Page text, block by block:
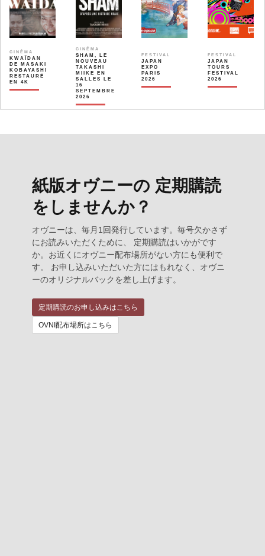
CINÉMA
KWAÏDAN
DE MASAKI
KOBAYASHI
RESTAURÉ
EN 4K
CINÉMA
SHAM, LE
NOUVEAU
TAKASHI
MIIKE EN
SALLES LE
16
SEPTEMBRE
2026
FESTIVAL
JAPAN
EXPO
PARIS
2026
FESTIVAL
JAPAN
TOURS
FESTIVAL
2026
紙版オヴニーの 定期購読
をしませんか？
オヴニーは、毎月1回発行しています。毎号欠かさず
にお読みいただくために、 定期購読はいかがです
か。お近くにオヴニー配布場所がない方にも便利で
す。 お申し込みいただいた方にはもれなく、オヴニ
ーのオリジナルバックを差し上げます。
定期購読のお申し込みはこちら
OVNI配布場所はこちら